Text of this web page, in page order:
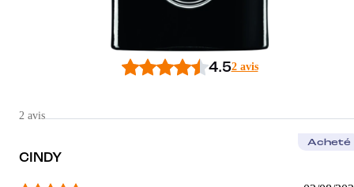
4.52 avis
2 avis
CINDY
Acheté